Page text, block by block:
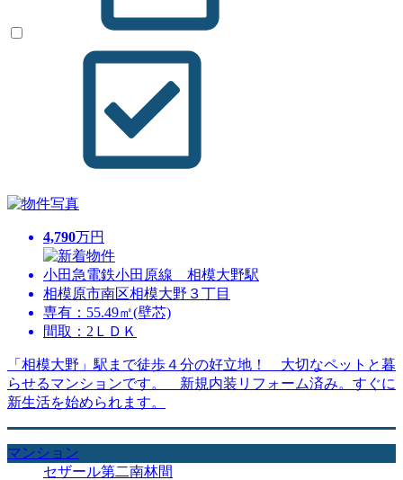
4,790万円
小田急電鉄小田原線 相模大野駅
相模原市南区相模大野３丁目
専有：55.49㎡(壁芯)
間取：2ＬＤＫ
「相模大野」駅まで徒歩４分の好立地！ 大切なペットと暮
らせるマンションです。 新規内装リフォーム済み。すぐに
新生活を始められます。
マンション
セザール第二南林間